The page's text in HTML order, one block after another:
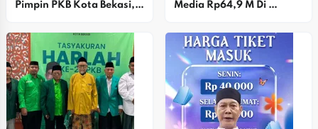
Pimpin PKB Kota Bekasi,
Persen
Media Rp64,9 M Di
AWPI